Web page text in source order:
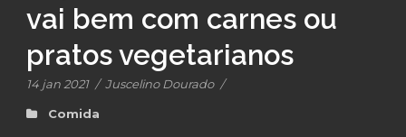
vai bem com carnes ou
pratos vegetarianos
14 jan 2021 / Juscelino Dourado /
Comida